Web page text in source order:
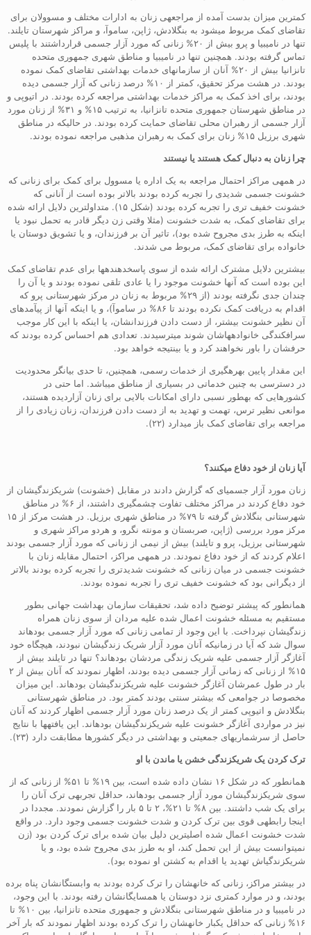
کمترین میزان بدست آمده از مراجعهی زنان به ادارات مختلف و مسوولان برای
تقاضای کمک مربوط میشود به بنگلادش، ژاپن، ساموآ، و مراکز شهرستان تایلند.
تنها در نامیبیا و پرو بیش از ۲۰% زنانی که مورد آزار جسمی قرارداشتند با پلیس
تماس گرفته بودند. همچنین تنها در نامیبیا و مناطق شهری جمهوری متحده
تانزانیا بیش از ۲۰% آنان از سازمانهای خدمات بهداشتی تقاضای کمک نموده
بودند. در هشت مرکز تحقیق، کمتر از ۱۰% درصد زنانی که آزار جسمی دیده
بودند، برای اخذ کمک به مراکز خدمات بهداشتی مراجعه کرده بودند. در اتیوپی و
در مناطق شهرستان جمهوری متحده تانزانیا، به ترتیب ۱۵% و ۳۱% از زنان مورد
آزار جسمی از رهبران محلی تقاضای حمایت کرده بودند. در حالیکه در مناطق
شهری برزیل ۱۵% زنان برای کمک به رهبران مذهبی مراجعه نموده بودند.
چرا زنان به دنبال کمک هستند یا نیستند
در همهی مراکز احتمال مراجعه به یک اداره یا مسوول برای کمک برای زنانی که
خشونت جسمی شدیدی را تجربه کرده بودند بالاتر بوده است از آنانی که
خشونت خفیف تری را تجربه کرده بودند (شکل ۱۵). متداولترین دلایل ارائه شده
برای تقاضای کمک، به شدت خشونت (مثلا وقتی زن دیگر قادر به تحمل نبود یا
اینکه به طرز بدی مجروح شده بود)، تاثیر آن بر فرزندان، و یا تشویق دوستان یا
خانواده برای تقاضای کمک، مربوط می شدند.
بیشترین دلایل مشترک ارائه شده از سوی پاسخدهندهها برای عدم تقاضای کمک
این بوده است که آنها خشونت موجود را یا عادی تلقی نموده بودند و یا آن را
چندان جدی نگرفته بودند (از ۲۹% مربوط به زنان در مرکز شهرستانی پرو که
اقدام به دریافت کمک نکرده بودند تا ۸۶% در ساموآ)، و یا اینکه آنها از پیآمدهای
آن نظیر خشونت بیشتر، از دست دادن فرزندانشان، یا اینکه با این کار موجب
سرافکندگی خانوادههاشان شوند میترسیدند. تعدادی هم احساس کرده بودند که
حرفشان را باور نخواهند کرد و یا بینتیجه خواهد بود.
این مقدار پایین بهرهگیری از خدمات رسمی، همچنین، تا حدی بیانگر محدودیت
در دسترسی به چنین خدماتی در بسیاری از مناطق میباشد. اما حتی در
کشورهایی که بهطور نسبی دارای امکانات بالایی برای زنان آزاردیده هستند،
موانعی نظیر ترس، تهمت و تهدید به از دست دادن فرزندان، زنان زیادی را از
مراجعه برای تقاضای کمک باز میدارد (۲۲).
آیا زنان از خود دفاع میکنند؟
زنان مورد آزار جسمیای که گزارش دادند در مقابل (خشونت) شریکزندگیشان از
خود دفاع کردند در مراکز مختلف تفاوت چشمگیری داشتند، از ۶% در مناطق
شهرستانی بنگلادش گرفته تا ۷۹% در مناطق شهری برزیل. در هشت مرکز از ۱۵
مرکز مورد بررسی (ژاپن، صربستان و مونته نگرو، و هردو مراکز شهری و
شهرستانی برزیل، پرو و تایلند) بیش از نیمی از زنانی که مورد آزار جسمی بودند
اعلام کردند که از خود دفاع نمودند. در همهی مراکز، احتمال مقابله زنان با
خشونت جسمی در میان زنانی که خشونت شدیدتری را تجربه کرده بودند بالاتر
از دیگرانی بود که خشونت خفیف تری را تجربه نموده بودند.
همانطور که پیشتر توضیح داده شد، تحقیقات سازمان بهداشت جهانی بطور
مستقیم به مسئله خشونت اعمال شده علیه مردان از سوی زنان همراه
زندگیشان نپرداخت. با این وجود از تمامی زنانی که مورد آزار جسمی بودهاند
سوال شد که آیا در زمانیکه آنان مورد آزار شریک زندگیشان نبودند، هیچگاه خود
آغازگر آزار جسمی علیه شریک زندگی مردشان بودهاند؟ تنها در تایلند بیش از
۱۵% از زنانی که زمانی آزار جسمی دیده بودند، اظهار نمودند که آنان بیش از ۲
بار در طول عمرشان آغازگر خشونت علیه شریکزندگیشان بودهاند. این میزان
مخصوصا در جوامعی که بیشتر سنتی بودند کمتر بود. در مناطق شهرستانی
بنگلادش و اتیوپی کمتر از یک درصد زنان مورد آزار جسمی اظهار کردند که آنان
نیز در مواردی آغازگر خشونت علیه شریکزندگیشان بودهاند. این یافتهها با نتایج
حاصل از سرشماریهای جمعیتی و بهداشتی در دیگر کشورها مطابقت دارد (۲۳).
ترک کردن یک شریکزندگی خشن یا ماندن با او
همانطور که در شکل ۱۶ نشان داده شده است، بین ۱۹% تا ۵۱% از زنانی که از
سوی شریکزندگیشان مورد آزار جسمی بودهاند، حداقل تجربهی ترک آنان را
برای یک شب داشتند. بین ۸% تا ۲۱%، ۲ تا ۵ بار را گزارش نمودند. مجددا در
اینجا رابطهی قوی بین ترک کردن و شدت خشونت جسمی وجود دارد. در واقع
شدت خشونت اعمال شده اصلیترین دلیل بیان شده برای ترک کردن بود (زن
نمیتوانست بیش از این تحمل کند، او به طرز بدی مجروح شده بود، و یا
شریکزندگیاش تهدید یا اقدام به کشتن او نموده بود).
در بیشتر مراکز، زنانی که خانهشان را ترک کرده بودند به وابستگانشان پناه برده
بودند، و در موارد کمتری نزد دوستان یا همسایگانشان رفته بودند. با این وجود،
در نامیبیا و در مناطق شهرستانی بنگلادش و جمهوری متحده تانزانیا، بین ۱۰% تا
۱۶% زنانی که حداقل یکبار خانهشان را ترک کرده بودند اظهار نمودند که بار آخر